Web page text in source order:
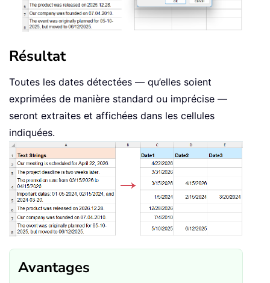
Résultat
Toutes les dates détectées — qu’elles soient
exprimées de manière standard ou imprécise —
seront extraites et affichées dans les cellules
indiquées.
Avantages